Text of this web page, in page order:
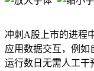
冲刺A股上市的进程
应用数据交互，例如
运行数日无需人工干